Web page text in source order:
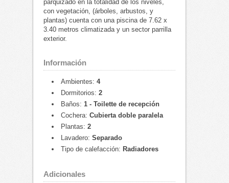
parquizado en la totalidad de los niveles,
con vegetación, (árboles, arbustos, y
plantas) cuenta con una piscina de 7.62 x
3.40 metros climatizada y un sector parrilla
exterior.
Información
Ambientes: 4
Dormitorios: 2
Baños:
1 - Toilette de recepción
Cochera: Cubierta doble paralela
Plantas: 2
Lavadero: Separado
Tipo de calefacción: Radiadores
Adicionales